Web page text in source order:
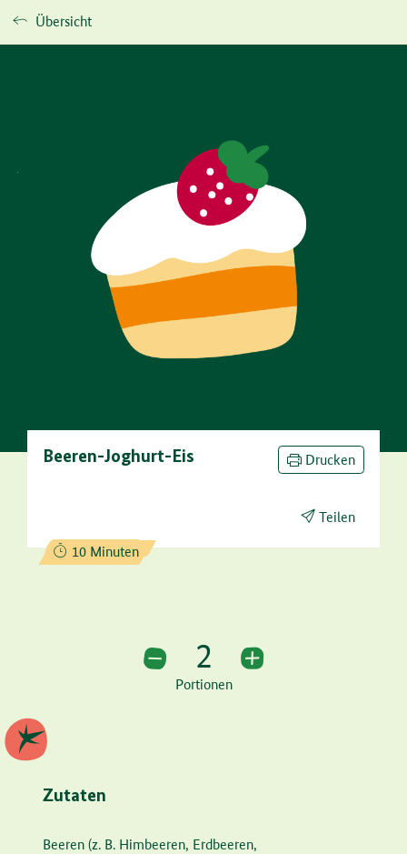
Übersicht
Beeren-Joghurt-Eis Drucken
Teilen
Zubereitungszeit:
10 Minuten
2 Portionen
2
Portionen
Zutaten
ZutatMenge
Beeren (z. B. Himbeeren, Erdbeeren,